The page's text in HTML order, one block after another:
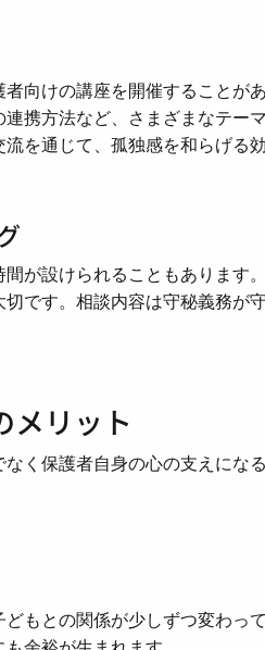
向けの講座を開催することが
携方法など、さまざまなテー
を通じて、孤独感を和らげる
が設けられることもあります
です。相談内容は守秘義務が
メリット
く保護者自身の心の支えにな
もとの関係が少しずつ変わっ